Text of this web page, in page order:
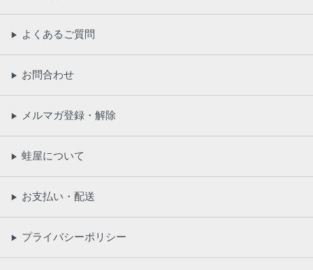
▶ よくあるご質問
▶ お問合わせ
▶ メルマガ登録・解除
▶ 蛙屋について
▶ お支払い・配送
▶ プライバシーポリシー